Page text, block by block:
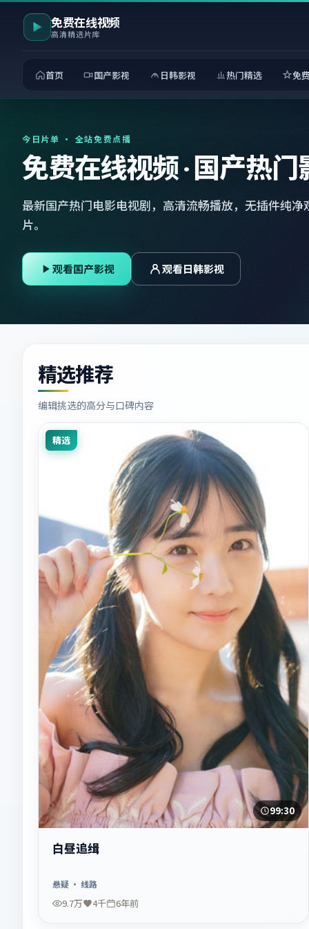
免费在线视频
高清精选片库
首页 国产影视 日韩影视 热门精选 免
今日片单 · 全站免费点播
免费在线视频 · 国产热门
最新国产热门电影电视剧，高清流畅播放，无插件纯净
片。
观看国产影视 观看日韩影视
精选推荐
编辑挑选的高分与口碑内容
精选
99:30
白昼追缉
悬疑· 线路
9.7万 4千 6年前